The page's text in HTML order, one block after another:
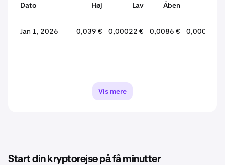
Dato Høj Lav Åben
Jan 1, 2026 0,039 € 0,00022 € 0,0086 € 0,00045 €
Vis mere
Start din kryptorejse på få minutter